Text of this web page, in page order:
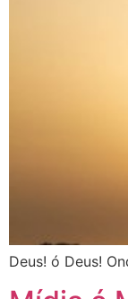
Deus! ó Deus!